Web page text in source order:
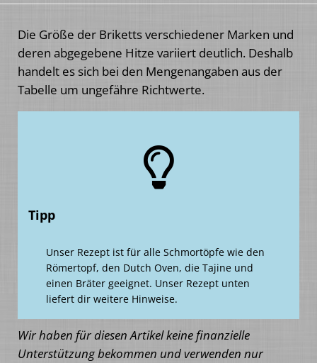
Die Größe der Briketts verschiedener Marken und
deren abgegebene Hitze variiert deutlich. Deshalb
handelt es sich bei den Mengenangaben aus der
Tabelle um ungefähre Richtwerte.
Tipp
Unser Rezept ist für alle Schmortöpfe wie den
Römertopf, den Dutch Oven, die Tajine und
einen Bräter geeignet. Unser Rezept unten
liefert dir weitere Hinweise.
Wir haben für diesen Artikel keine finanzielle
Unterstützung bekommen und verwenden nur